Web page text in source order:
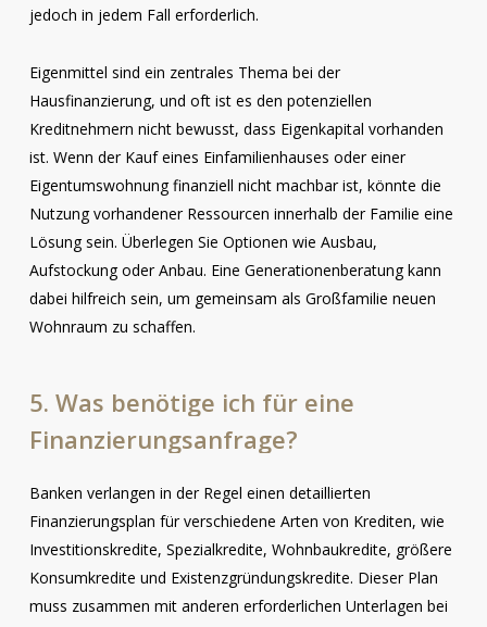
jedoch in jedem Fall erforderlich.
Eigenmittel sind ein zentrales Thema bei der
Hausfinanzierung, und oft ist es den potenziellen
Kreditnehmern nicht bewusst, dass Eigenkapital vorhanden
ist. Wenn der Kauf eines Einfamilienhauses oder einer
Eigentumswohnung finanziell nicht machbar ist, könnte die
Nutzung vorhandener Ressourcen innerhalb der Familie eine
Lösung sein. Überlegen Sie Optionen wie Ausbau,
Aufstockung oder Anbau. Eine Generationenberatung kann
dabei hilfreich sein, um gemeinsam als Großfamilie neuen
Wohnraum zu schaffen.
5. Was benötige ich für eine
Finanzierungsanfrage?
Banken verlangen in der Regel einen detaillierten
Finanzierungsplan für verschiedene Arten von Krediten, wie
Investitionskredite, Spezialkredite, Wohnbaukredite, größere
Konsumkredite und Existenzgründungskredite. Dieser Plan
muss zusammen mit anderen erforderlichen Unterlagen bei